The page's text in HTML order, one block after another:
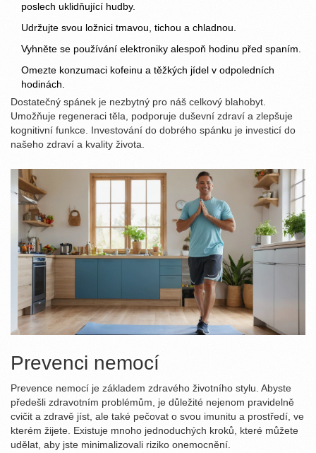
poslech uklidňující hudby.
Udržujte svou ložnici tmavou, tichou a chladnou.
Vyhněte se používání elektroniky alespoň hodinu před spaním.
Omezte konzumaci kofeinu a těžkých jídel v odpoledních
hodinách.
Dostatečný spánek je nezbytný pro náš celkový blahobyt.
Umožňuje regeneraci těla, podporuje duševní zdraví a zlepšuje
kognitivní funkce. Investování do dobrého spánku je investicí do
našeho zdraví a kvality života.
Prevenci nemocí
Prevence nemocí je základem zdravého životního stylu. Abyste
předešli zdravotním problémům, je důležité nejenom pravidelně
cvičit a zdravě jíst, ale také pečovat o svou imunitu a prostředí, ve
kterém žijete. Existuje mnoho jednoduchých kroků, které můžete
udělat, aby jste minimalizovali riziko onemocnění.